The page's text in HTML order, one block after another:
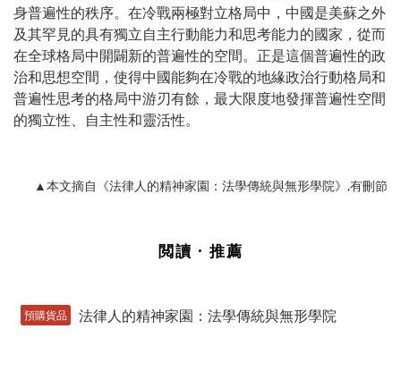
身普遍性的秩序。在冷戰兩極對立格局中，中國是美蘇之外
及其罕見的具有獨立自主行動能力和思考能力的國家，從而
在全球格局中開闢新的普遍性的空間。正是這個普遍性的政
治和思想空間，使得中國能夠在冷戰的地緣政治行動格局和
普遍性思考的格局中游刃有餘，最大限度地發揮普遍性空間
的獨立性、自主性和靈活性。
▲本文摘自《法律人的精神家園：法學傳統與無形學院》,有刪節
閲讀 · 推薦
預購貨品